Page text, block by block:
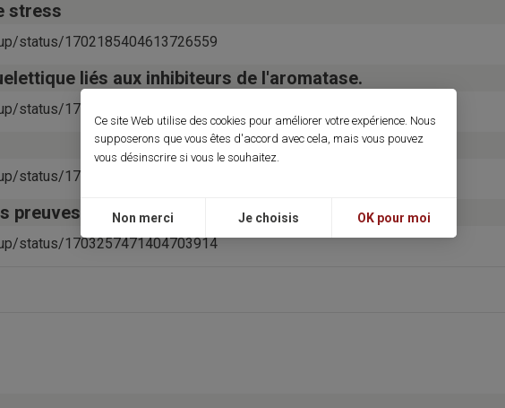
stress
status/1702185404613726559
liés aux inhibiteurs de l'aromatase.
status/1702170307258380292
status/1701807920717889748
preuves
status/1703257471404703914
Ce site Web utilise des cookies pour améliorer votre expérience. Nous
supposerons que vous êtes d'accord avec cela, mais vous pouvez
vous désinscrire si vous le souhaitez.
Non merci Je choisis OK pour moi